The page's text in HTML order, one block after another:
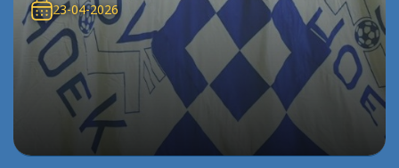
23-04-2026